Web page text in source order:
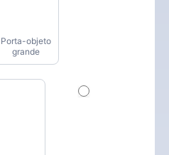
Porta-objeto
grande